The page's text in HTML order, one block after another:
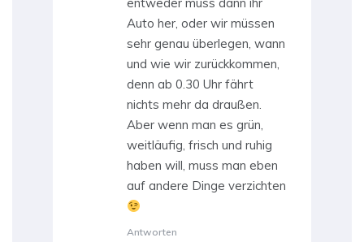
entweder muss dann ihr
Auto her, oder wir müssen
sehr genau überlegen, wann
und wie wir zurückkommen,
denn ab 0.30 Uhr fährt
nichts mehr da draußen.
Aber wenn man es grün,
weitläufig, frisch und ruhig
haben will, muss man eben
auf andere Dinge verzichten
Antworten